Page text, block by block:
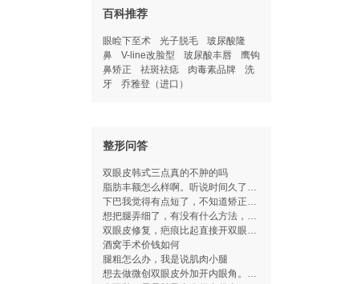
百科推荐
眼睑下至术 光子脱毛
玻尿酸隆
鼻
V-line改脸型 玻尿酸丰唇
鹰钩
鼻矫正
祛斑祛痣 肉毒素品牌
洗
牙
乔雅登（进口）
整形问答
双眼皮韩式三点真的不肿的吗
脂肪丰额怎么样啊。听说时间久了会垂下
下巴我觉得有点短了，不知道矫正牙齿可
想把腿弄细了，有没有什么方法，恢复快
双眼皮修复，疤痕比起直接开双眼皮会更
酒窝手术价钱如何
腿粗怎么办，我是说肌肉小腿
想去做微创双眼皮外加开内眼角。不知道